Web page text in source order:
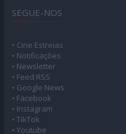
SEGUE-NOS
• Cine Estreias
• Notificações
• Newsletter
• Feed RSS
• Google News
• Facebook
• Instagram
• TikTok
• Youtube